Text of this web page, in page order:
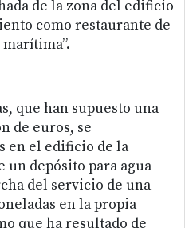
de la zona del edificio
como restaurante de
que han supuesto una
de euros, se
en el edificio de la
depósito para agua
del servicio de una
en la propia
que ha resultado de